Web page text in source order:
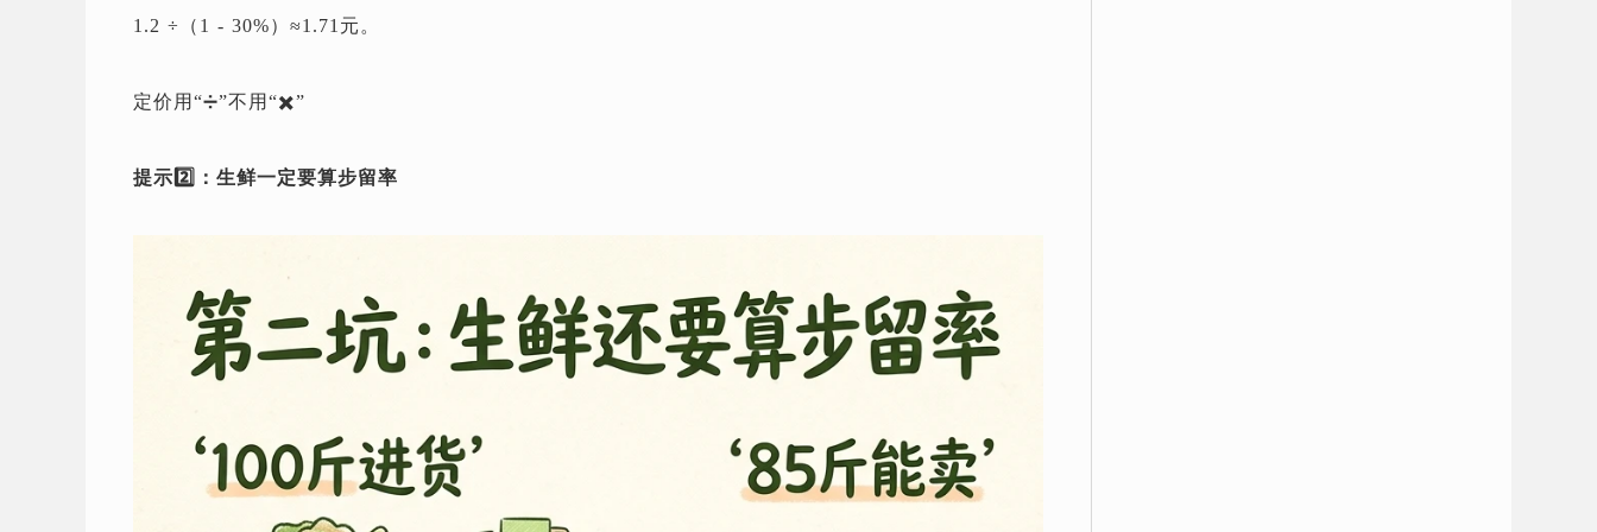
1.2 ÷（1 - 30%）≈1.71元。
定价用“➗️”不用“✖️”
提示2️⃣：生鲜一定要算步留率